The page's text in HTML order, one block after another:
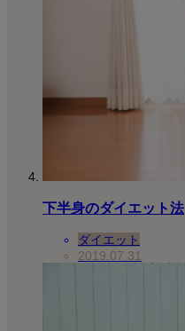
下半身のダイエット法
ダイエット
2019.07.31